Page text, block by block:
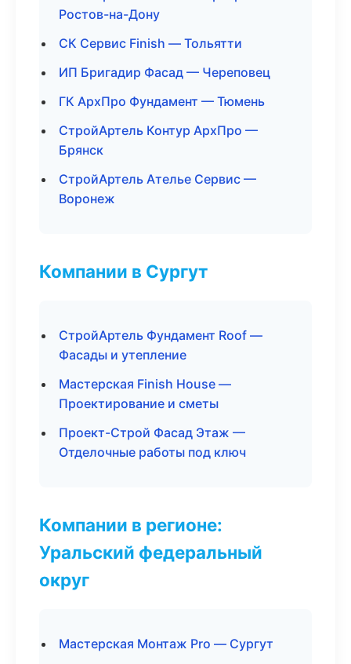
Ростов-на-Дону
СК Сервис Finish — Тольятти
ИП Бригадир Фасад — Череповец
ГК АрхПро Фундамент — Тюмень
СтройАртель Контур АрхПро —
Брянск
СтройАртель Ателье Сервис —
Воронеж
Компании в Сургут
СтройАртель Фундамент Roof —
Фасады и утепление
Мастерская Finish House —
Проектирование и сметы
Проект-Строй Фасад Этаж —
Отделочные работы под ключ
Компании в регионе:
Уральский федеральный
округ
Мастерская Монтаж Pro — Сургут